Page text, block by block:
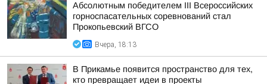
Абсолютным победителем III Всероссийских
горноспасательных соревнований стал
Прокопьевский ВГСО
Вчера, 18:13
В Прикамье появится пространство для тех,
кто превращает идеи в проекты